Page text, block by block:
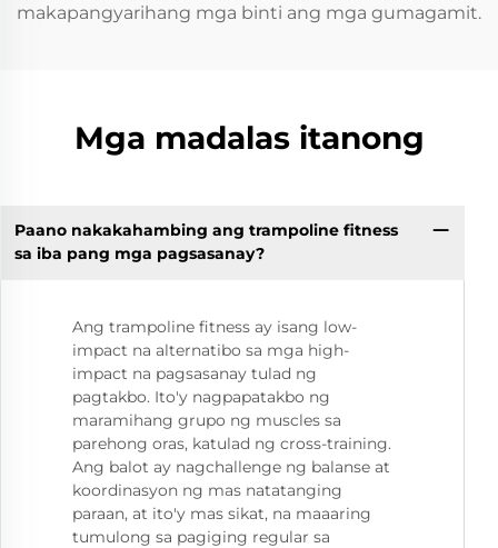
makapangyarihang mga binti ang mga gumagamit.
Mga madalas itanong
Paano nakakahambing ang trampoline fitness
sa iba pang mga pagsasanay?
Ang trampoline fitness ay isang low-
impact na alternatibo sa mga high-
impact na pagsasanay tulad ng
pagtakbo. Ito'y nagpapatakbo ng
maramihang grupo ng muscles sa
parehong oras, katulad ng cross-training.
Ang balot ay nagchallenge ng balanse at
koordinasyon ng mas natatanging
paraan, at ito'y mas sikat, na maaaring
tumulong sa pagiging regular sa